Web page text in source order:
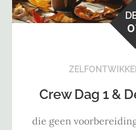
Crew Dag 1 &
die geen